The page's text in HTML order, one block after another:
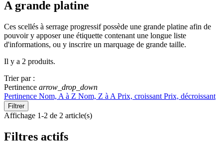
A grande platine
Ces scellés à serrage progressif possède une grande platine afin de
pouvoir y apposer une étiquette contenant une longue liste
d'informations, ou y inscrire un marquage de grande taille.
Il y a 2 produits.
Trier par :
Pertinence arrow_drop_down
Pertinence Nom, A à Z Nom, Z à A Prix, croissant Prix, décroissant
Filtrer
Affichage 1-2 de 2 article(s)
Filtres actifs